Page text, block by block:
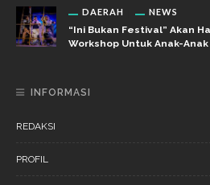
DAERAH NEWS
“Ini Bukan Festival” Akan
Workshop Untuk Anak-Anak
INFORMASI
REDAKSI
PROFIL